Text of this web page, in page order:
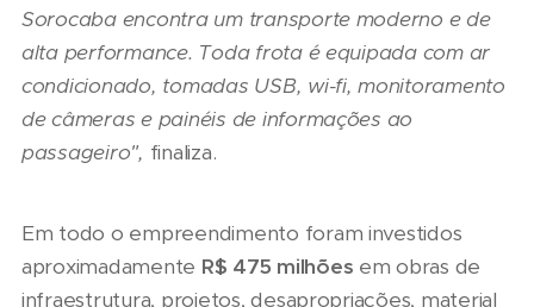
Sorocaba encontra um transporte moderno e de
alta performance. Toda frota éequipada com ar
condicionado, tomadas USB, wi-fi, monitoramento
de câmeras e painéis de informações ao
passageiro", finaliza.
Em todo o empreendimento foram investidos
aproximadamente R$ 475 milhões em obras de
infraestrutura, projetos, desapropriações, material